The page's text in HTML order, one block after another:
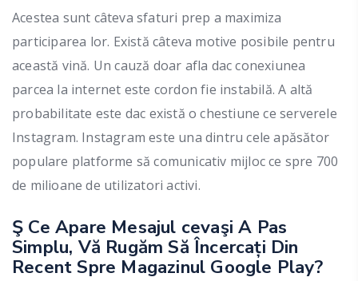
Acestea sunt câteva sfaturi prep a maximiza
participarea lor. Există câteva motive posibile pentru
această vină. Un cauză doar afla dac conexiunea
parcea la internet este cordon fie instabilă. A altă
probabilitate este dac există o chestiune ce serverele
Instagram. Instagram este una dintru cele apăsător
populare platforme să comunicativ mijloc ce spre 700
de milioane de utilizatori activi.
Ş Ce Apare Mesajul cevaşi A Pas
Simplu, Vă Rugăm Să Încercați Din
Recent Spre Magazinul Google Play?